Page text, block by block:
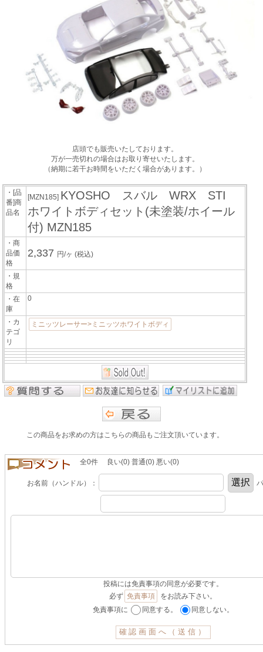
店頭でも販売いたしております。
万が一売切れの場合はお取り寄せいたします。
（納期に若干お時間をいただく場合があります。）
・[品
番]商
品名
[MZN185] KYOSHO スバル WRX STI
ホワイトボディセット(未塗装/ホイール
付) MZN185
・商
品価
格
2,337 円/ヶ(税込)
・規
格
・在
庫
0
・カ
テゴ
リ
ミニッツレーサー>ミニッツホワイトボディ
この商品をお求めの方はこちらの商品もご注文頂いています。
全0件 良い(0) 普通(0) 悪い(0)
お名前（ハンドル）：
投稿には免責事項の同意が必要です。
必ず 免責事項
をお読み下さい。
免責事項に
同意する。 同意しない。